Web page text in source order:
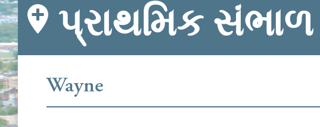
પ્રાથમિક
Wayne